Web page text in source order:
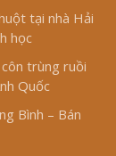
tại nhà Hải
học
trùng ruồi
Quốc
Bình – Bán